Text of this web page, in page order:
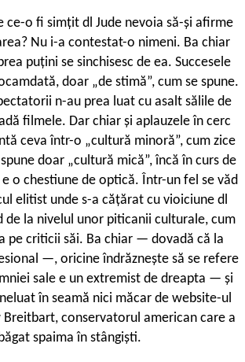
ce-o fi simțit dl Jude nevoia să-și afirme
Nu i-a contestat-o nimeni. Ba chiar
puțini se sinchisesc de ea. Succesele
doar „de stimă”, cum se spune.
n-au prea luat cu asalt sălile de
filmele. Dar chiar și aplauzele în cerc
ceva într-o „cultură minoră”, cum zice
doar „cultură mică”, încă în curs de
o chestiune de optică. Într-un fel se văd
elitist unde s-a cățărat cu vioiciune dl
de la nivelul unor piticanii culturale, cum
pe criticii săi. Ba chiar — dovadă că la
—, oricine îndrăznește să se refere
sale e un extremist de dreapta — și
în seamă nici măcar de website-ul
conservatorul american care a
spaima în stângiști.